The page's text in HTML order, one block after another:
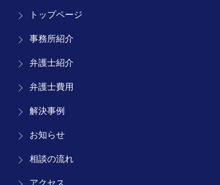
トップページ
事務所紹介
弁護士紹介
弁護士費用
解決事例
お知らせ
相談の流れ
アクセス